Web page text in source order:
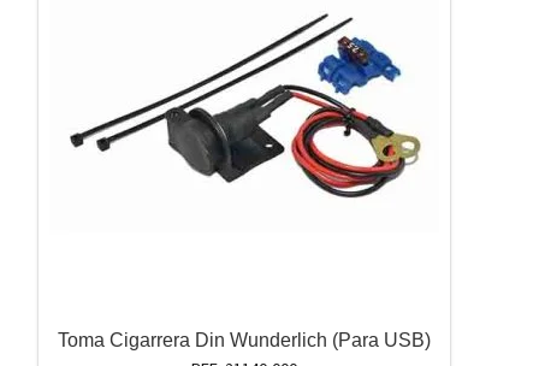
Toma Cigarrera Din Wunderlich (Para USB)